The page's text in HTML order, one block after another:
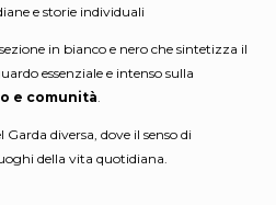
e storie individuali
in bianco e nero che sintetizza il
essenziale e intenso sulla
e comunità
diversa, dove il senso di
della vita quotidiana.